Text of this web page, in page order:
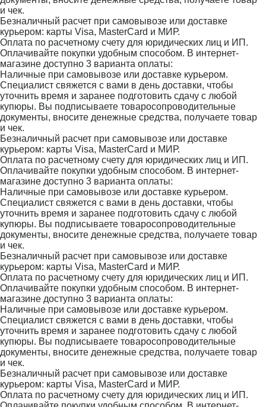
и чек.
Безналичный расчет при самовывозе или доставке
курьером: карты Visa, MasterCard и МИР.
Оплата по расчетному счету для юридических лиц и ИП.
Оплачивайте покупки удобным способом. В интернет-
магазине доступно 3 варианта оплаты:
Наличные при самовывозе или доставке курьером.
Специалист свяжется с вами в день доставки, чтобы
уточнить время и заранее подготовить сдачу с любой
купюры. Вы подписываете товаросопроводительные
документы, вносите денежные средства, получаете товар
и чек.
Безналичный расчет при самовывозе или доставке
курьером: карты Visa, MasterCard и МИР.
Оплата по расчетному счету для юридических лиц и ИП.
Оплачивайте покупки удобным способом. В интернет-
магазине доступно 3 варианта оплаты:
Наличные при самовывозе или доставке курьером.
Специалист свяжется с вами в день доставки, чтобы
уточнить время и заранее подготовить сдачу с любой
купюры. Вы подписываете товаросопроводительные
документы, вносите денежные средства, получаете товар
и чек.
Безналичный расчет при самовывозе или доставке
курьером: карты Visa, MasterCard и МИР.
Оплата по расчетному счету для юридических лиц и ИП.
Оплачивайте покупки удобным способом. В интернет-
магазине доступно 3 варианта оплаты:
Наличные при самовывозе или доставке курьером.
Специалист свяжется с вами в день доставки, чтобы
уточнить время и заранее подготовить сдачу с любой
купюры. Вы подписываете товаросопроводительные
документы, вносите денежные средства, получаете товар
и чек.
Безналичный расчет при самовывозе или доставке
курьером: карты Visa, MasterCard и МИР.
Оплата по расчетному счету для юридических лиц и ИП.